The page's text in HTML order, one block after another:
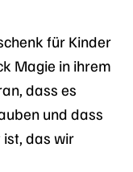
für Kinder
Magie in ihrem
dass es
und dass
das wir